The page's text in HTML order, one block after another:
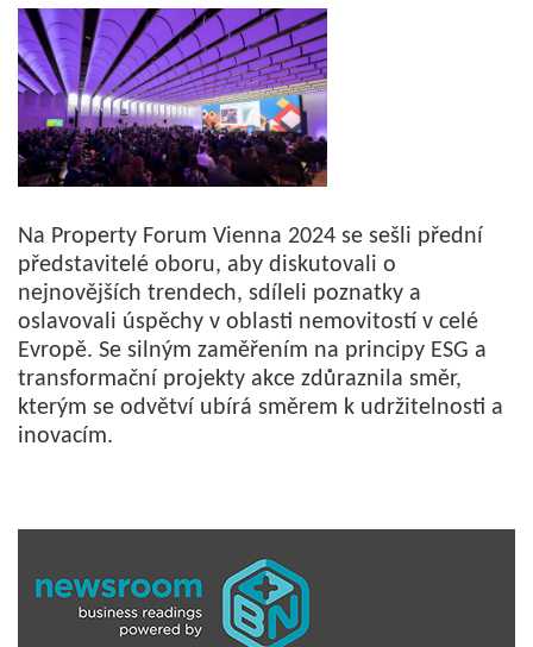
Na Property Forum Vienna 2024 se sešli přední
představitelé oboru, aby diskutovali o
nejnovějších trendech, sdíleli poznatky a
oslavovali úspěchy v oblasti nemovitostí v celé
Evropě. Se silným zaměřením na principy ESG a
transformační projekty akce zdůraznila směr,
kterým se odvětví ubírá směrem k udržitelnosti a
inovacím.